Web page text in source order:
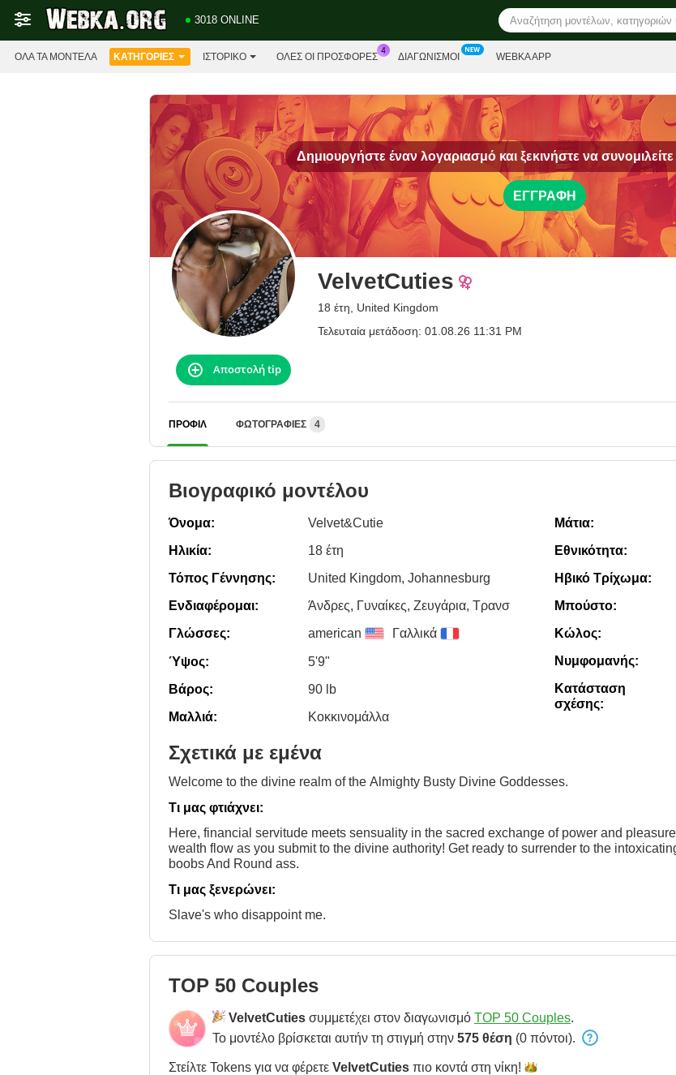
3018 ONLINE
ΌΛΑ ΤΑ ΜΟΝΤΈΛΑ ΚΑΤΗΓΟΡΊΕΣ ΙΣΤΟΡΙΚΌ ΟΛΕΣ ΟΙ ΠΡΟΣΦΟΡΕΣ ΔΙΑΓΩΝΙΣΜΟΊ WEBKA APP
Δημιουργήστε έναν λογαριασμό και ξεκινήστε να
ΕΓΓΡΑΦΉ
VelvetCuties
18 έτη, United Kingdom
Τελευταία μετάδοση: 01.08.26 11:31 PM
Αποστολή tip
ΠΡΟΦΊΛ ΦΩΤΟΓΡΑΦΊΕΣ 4
Βιογραφικό μοντέλου
Όνομα:
Velvet&Cutie
Ηλικία:
18 έτη
Τόπος Γέννησης:
United Kingdom, Johannesburg
Ενδιαφέρομαι:
Άνδρες, Γυναίκες, Zευγάρια, Τρανσ
Γλώσσες:
american Γαλλικά
Ύψος:
5'9"
Βάρος:
90 lb
Μαλλιά:
Κοκκινομάλλα
Μάτια:
Εθνικότητα:
Ηβικό Τρίχωμα:
Μπούστο:
Κώλος:
Νυμφομανής:
Κατάσταση
σχέσης:
Σχετικά με εμένα
Welcome to the divine realm of the Almighty Busty Divine Goddesses.
Τι μας φτιάχνει:
Here, financial servitude meets sensuality in the sacred exchange of power and
wealth flow as you submit to the divine authority! Get ready to surrender to the
boobs And Round ass.
Τι μας ξενερώνει:
Slave's who disappoint me.
TOP 50 Couples
VelvetCuties συμμετέχει στον διαγωνισμό TOP 50 Couples.
Το μοντέλο βρίσκεται αυτήν τη στιγμή στην 575 θέση (0 πόντοι).
Στείλτε Tokens για να φέρετε VelvetCuties πιο κοντά στη νίκη!